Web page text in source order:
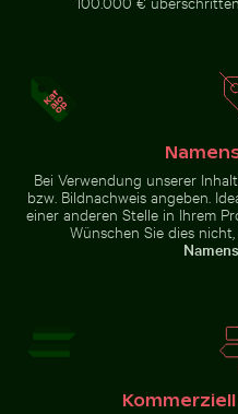
Tür und
Pfützenspiegelung
Runder Spiegel
Runder Spiegel reflektiert
Pflanzen in sandiger Landschaft
Abstrakter Wald mit
Brauner Pelikan auf
Bei Verwendung unserer
bzw. Bildnachweis angeben.
einer anderen Stelle in Ihrem
Wünschen Sie dies